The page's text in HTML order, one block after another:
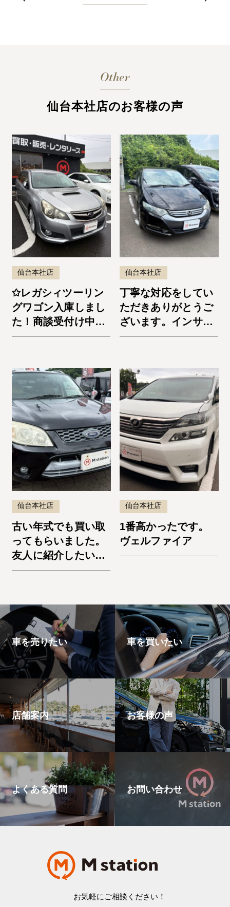
Other
仙台本社店のお客様の声
仙台本社店
✩レガシィツーリン
グワゴン入庫しまし
た！商談受付け中で
す✩
仙台本社店
丁寧な対応をしてい
ただきありがとうご
ざいます。インサイ
ト
仙台本社店
古い年式でも買い取
ってもらいました。
友人に紹介したいと
思います。エスケー
仙台本社店
1番高かったです。
ヴェルファイア
車を売りたい 車を買いたい
店舗案内 お客様の声
よくある質問 お問い合わせ
お気軽にご相談ください！